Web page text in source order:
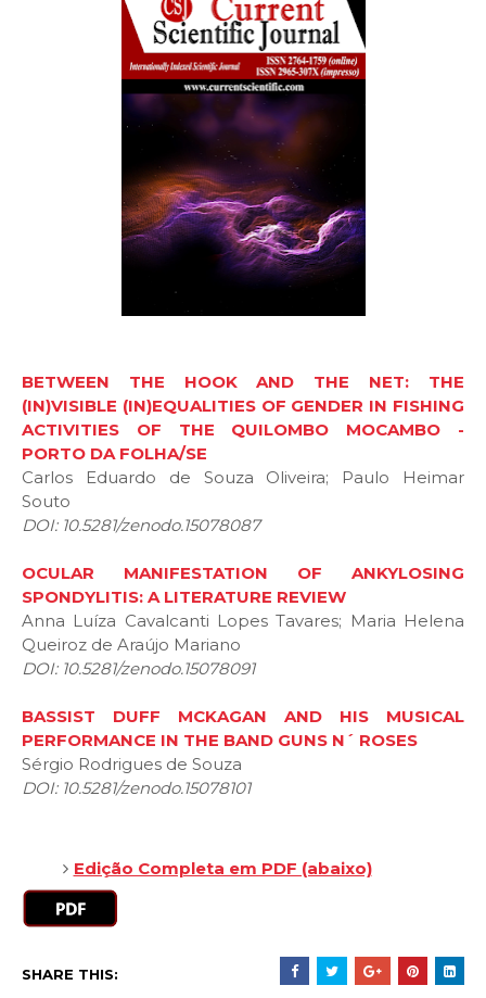
BETWEEN THE HOOK AND THE NET: THE
(IN)VISIBLE (IN)EQUALITIES OF GENDER IN FISHING
ACTIVITIES OF THE QUILOMBO MOCAMBO -
PORTO DA FOLHA/SE
Carlos Eduardo de Souza Oliveira; Paulo Heimar
Souto
DOI: 10.5281/zenodo.15078087
OCULAR MANIFESTATION OF ANKYLOSING
SPONDYLITIS: A LITERATURE REVIEW
Anna Luíza Cavalcanti Lopes Tavares; Maria Helena
Queiroz de Araújo Mariano
DOI: 10.5281/zenodo.15078091
BASSIST DUFF MCKAGAN AND HIS MUSICAL
PERFORMANCE IN THE BAND GUNS N´ ROSES
Sérgio Rodrigues de Souza
DOI: 10.5281/zenodo.15078101
Edição Completa em PDF (abaixo)
SHARE THIS: